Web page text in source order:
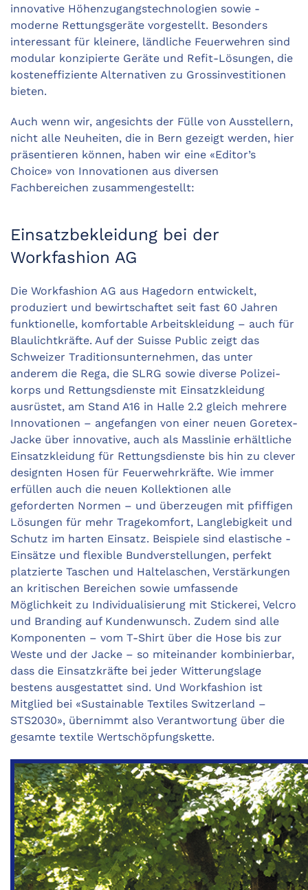
innovative Höhenzugangstechnologien sowie ­
moderne Rettungsgeräte vorgestellt. Besonders
interessant für ­kleinere, ländliche Feuerwehren sind
modular konzipierte Geräte und Refit-Lösungen, die
kosteneffiziente Alter­nativen zu Grossinvestitionen
bieten.
Auch wenn wir, angesichts der Fülle von Ausstellern,
nicht alle Neuheiten, die in Bern gezeigt werden, hier
präsentieren können, haben wir eine «Editor’s
Choice» von Innovationen aus diversen
Fachbereichen zusammengestellt:
Einsatzbekleidung bei der
Workfashion AG
Die Workfashion AG aus Hagedorn entwickelt,
produziert und bewirtschaftet seit fast 60 Jahren
funktionelle, komfortable Arbeitskleidung – auch für
Blaulichtkräfte. Auf der Suisse Public zeigt das
Schweizer Traditionsunternehmen, das unter
anderem die Rega, die SLRG sowie diverse Polizei­
korps und Rettungsdienste mit Einsatzkleidung
ausrüstet, am Stand A16 in Halle 2.2 gleich mehrere
Innovationen – angefangen von einer neuen Goretex-
Jacke über innovative, auch als Masslinie erhältliche
Einsatzkleidung für ­Rettungsdienste bis hin zu clever
designten Hosen für ­Feuerwehrkräfte. Wie immer
erfüllen auch die neuen ­Kollektionen alle
geforderten Normen – und überzeugen mit pfiffigen
Lösungen für mehr Tragekomfort, Langlebigkeit und
Schutz im harten Einsatz. Beispiele sind elastische ­
Einsätze und flexible Bundverstellungen, perfekt
platzierte Taschen und Haltelaschen, Verstärkungen
an kritischen Bereichen sowie umfassende
Möglichkeit zu Individuali­sierung mit Stickerei, Velcro
und Branding auf Kundenwunsch. Zudem sind alle
Komponenten – vom T-Shirt über die Hose bis zur
Weste und der Jacke – so miteinander kombinierbar,
dass die Einsatzkräfte bei jeder Witterungslage
bestens ausgestattet sind. Und Workfashion ist
Mitglied bei «Sustainable Textiles Switzerland –
STS2030», übernimmt also Verantwortung über die
gesamte textile Wertschöpfungskette.